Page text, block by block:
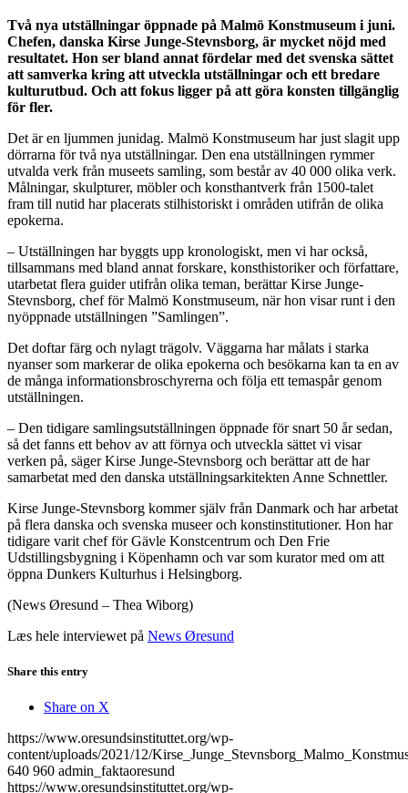
Två nya utställningar öppnade på Malmö Konstmuseum i juni.
Chefen, danska Kirse Junge-Stevnsborg, är mycket nöjd med
resultatet. Hon ser bland annat fördelar med det svenska sättet
att samverka kring att utveckla utställningar och ett bredare
kulturutbud. Och att fokus ligger på att göra konsten tillgänglig
för fler.
Det är en ljummen junidag. Malmö Konstmuseum har just slagit upp
dörrarna för två nya utställningar. Den ena utställningen rymmer
utvalda verk från museets samling, som består av 40 000 olika verk.
Målningar, skulpturer, möbler och konsthantverk från 1500-talet
fram till nutid har placerats stilhistoriskt i områden utifrån de olika
epokerna.
– Utställningen har byggts upp kronologiskt, men vi har också,
tillsammans med bland annat forskare, konsthistoriker och författare,
utarbetat flera guider utifrån olika teman, berättar Kirse Junge-
Stevnsborg, chef för Malmö Konstmuseum, när hon visar runt i den
nyöppnade utställningen ”Samlingen”.
Det doftar färg och nylagt trägolv. Väggarna har målats i starka
nyanser som markerar de olika epokerna och besökarna kan ta en av
de många informationsbroschyrerna och följa ett temaspår genom
utställningen.
– Den tidigare samlingsutställningen öppnade för snart 50 år sedan,
så det fanns ett behov av att förnya och utveckla sättet vi visar
verken på, säger Kirse Junge-Stevnsborg och berättar att de har
samarbetat med den danska utställningsarkitekten Anne Schnettler.
Kirse Junge-Stevnsborg kommer själv från Danmark och har arbetat
på flera danska och svenska museer och konstinstitutioner. Hon har
tidigare varit chef för Gävle Konstcentrum och Den Frie
Udstillingsbygning i Köpenhamn och var som kurator med om att
öppna Dunkers Kulturhus i Helsingborg.
(News Øresund – Thea Wiborg)
Læs hele interviewet på News Øresund
Share this entry
Share on X
https://www.oresundsinstituttet.org/wp-
content/uploads/2021/12/
640 960 admin_faktaoresund
https://www.oresundsinstituttet.org/wp-